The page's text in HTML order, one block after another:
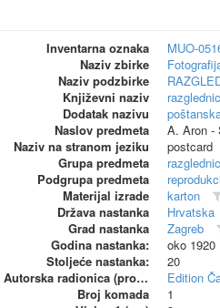
Inventarna oznaka
MUO-
Naziv zbirke
Naziv podzbirke
Književni naziv
Dodatak nazivu
Naslov predmeta
A. Aron -
Naziv na stranom jeziku
postcard
Grupa predmeta
Podgrupa predmeta
Materijal izrade
karton
Država nastanka
Hrvatska
Grad nastanka
Zagreb
Godina nastanka:
oko 1920
Stoljeće nastanka:
20
Autorska radionica (proizvođač)
Edition
Broj komada
1